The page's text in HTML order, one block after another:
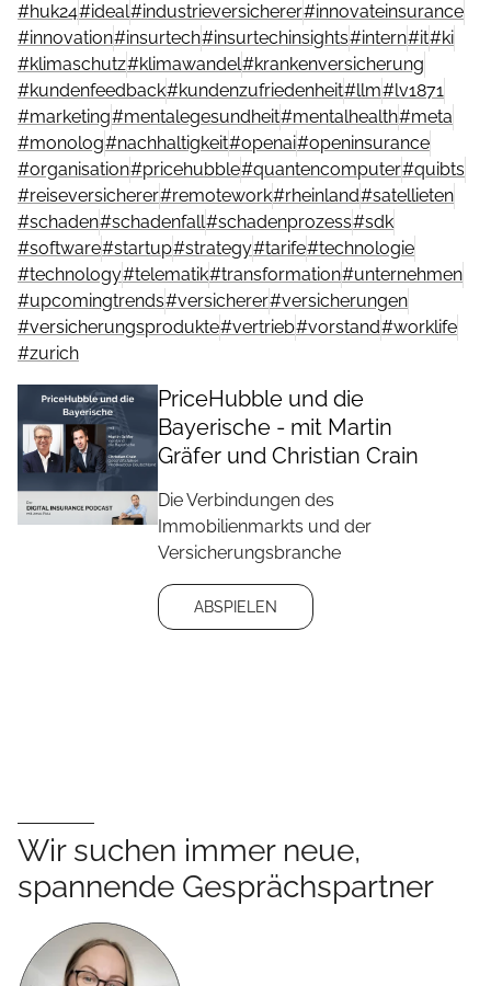
#huk24#ideal#industrieversicherer#innovateinsurance
#innovation#insurtech#insurtechinsights#intern#it#ki
#klimaschutz#klimawandel#krankenversicherung
#kundenfeedback#kundenzufriedenheit#llm#lv1871
#marketing#mentalegesundheit#mentalhealth#meta
#monolog#nachhaltigkeit#openai#openinsurance
#organisation#pricehubble#quantencomputer#quibts
#reiseversicherer#remotework#rheinland#satellieten
#schaden#schadenfall#schadenprozess#sdk
#software#startup#strategy#tarife#technologie
#technology#telematik#transformation#unternehmen
#upcomingtrends#versicherer#versicherungen
#versicherungsprodukte#vertrieb#vorstand#worklife
#zurich
PriceHubble und die
Bayerische - mit Martin
Gräfer und Christian Crain
Die Verbindungen des
Immobilienmarkts und der
Versicherungsbranche
ABSPIELEN
Wir suchen immer neue,
spannende Gesprächspartner